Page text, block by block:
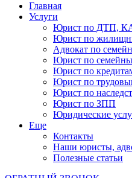
Главная
Услуги
Юрист по ДТП,
Юрист по
Адвокат по
Юрист по
Юрист по
Юрист по
Юрист по
Юрист по ЗПП
Юридические
Еще
Контакты
Наши юристы,
Полезные статьи